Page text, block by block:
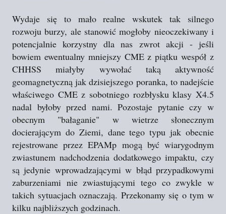
Wydaje się to mało realne wskutek tak silnego
rozwoju burzy, ale stanowić mogłoby nieoczekiwany i
potencjalnie korzystny dla nas zwrot akcji - jeśli
bowiem ewentualny mniejszy CME z piątku wespół z
CHHSS miałyby wywołać taką aktywność
geomagnetyczną jak dzisiejszego poranka, to nadejście
właściwego CME z sobotniego rozbłysku klasy X4.5
nadal byłoby przed nami. Pozostaje pytanie czy w
obecnym "bałaganie" w wietrze słonecznym
docierającym do Ziemi, dane tego typu jak obecnie
rejestrowane przez EPAMp mogą być wiarygodnym
zwiastunem nadchodzenia dodatkowego impaktu, czy
są jedynie wprowadzającymi w błąd przypadkowymi
zaburzeniami nie zwiastującymi tego co zwykle w
takich sytuacjach oznaczają. Przekonamy się o tym w
kilku najbliższych godzinach.